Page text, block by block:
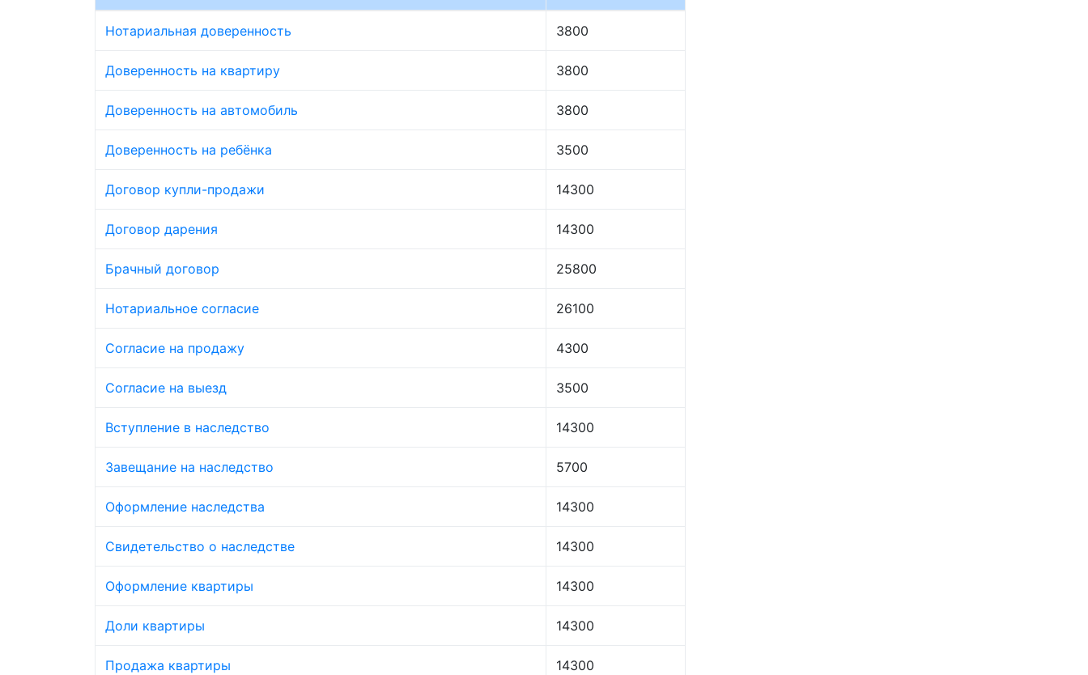
Нотариальная доверенность 3800
Доверенность на квартиру 3800
Доверенность на автомобиль 3800
Доверенность на ребёнка 3500
Договор купли-продажи 14300
Договор дарения 14300
Брачный договор 25800
Нотариальное согласие 26100
Согласие на продажу 4300
Согласие на выезд 3500
Вступление в наследство 14300
Завещание на наследство 5700
Оформление наследства 14300
Свидетельство о наследстве 14300
Оформление квартиры 14300
Доли квартиры 14300
Продажа квартиры 14300